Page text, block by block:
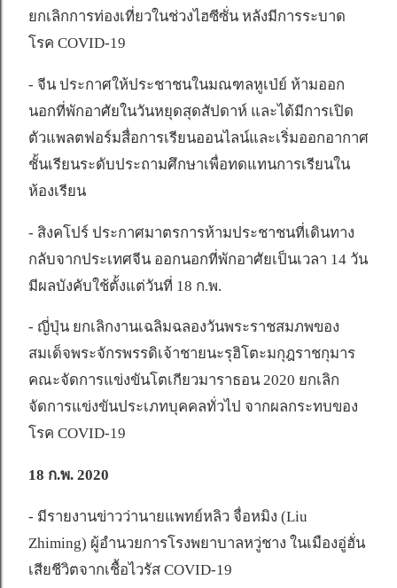
ยกเลิกการท่องเที่ยวในช่วงไฮซีซั่น หลังมีการระบาด
โรค COVID-19
- จีน ประกาศให้ประชาชนในมณฑลหูเป่ย์ ห้ามออก
นอกที่พักอาศัยในวันหยุดสุดสัปดาห์ และได้มีการเปิด
ตัวแพลตฟอร์มสื่อการเรียนออนไลน์และเริ่มออกอากาศ
ชั้นเรียนระดับประถามศึกษาเพื่อทดแทนการเรียนใน
ห้องเรียน
- สิงคโปร์ ประกาศมาตรการห้ามประชาชนที่เดินทาง
กลับจากประเทศจีน ออกนอกที่พักอาศัยเป็นเวลา 14 วัน
มีผลบังคับใช้ตั้งแต่วันที่ 18 ก.พ.
- ญี่ปุ่น ยกเลิกงานเฉลิมฉลองวันพระราชสมภพของ
สมเด็จพระจักรพรรดิเจ้าชายนะรุฮิโตะมกุฎราชกุมาร
คณะจัดการแข่งขันโตเกียวมาราธอน 2020 ยกเลิก
จัดการแข่งขันประเภทบุคคลทั่วไป จากผลกระทบของ
โรค COVID-19
18 ก.พ. 2020
- มีรายงานข่าวว่านายแพทย์หลิว จื่อหมิง (Liu
Zhiming) ผู้อำนวยการโรงพยาบาลหวู่ชาง ในเมืองอู่ฮั่น
เสียชีวิตจากเชื้อไวรัส COVID-19